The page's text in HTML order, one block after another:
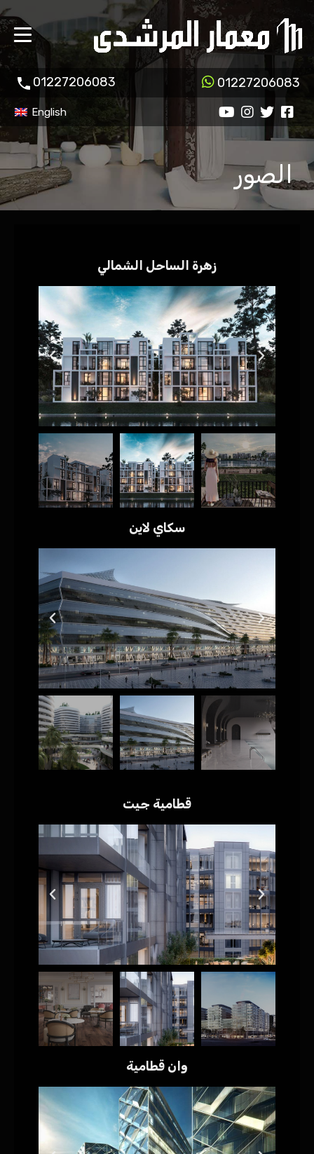
01227206083 01227206083
English
الصور
زهرة الساحل الشمالي
سكاي لاين
قطامية جيت
وان قطامية